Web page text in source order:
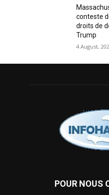
conteste
droits de
Trump
4 August,
POUR NOUS